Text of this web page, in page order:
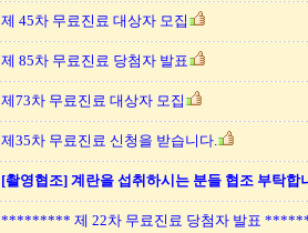
제 45차 무료진료 대상자 모집
제 85차 무료진료 당첨자 발표
제73차 무료진료 대상자 모집
제35차 무료진료 신청을 받습니다.
[촬영협조] 계란을 섭취하시는 분들 협조 부탁합
********* 제 22차 무료진료 당첨자 발표